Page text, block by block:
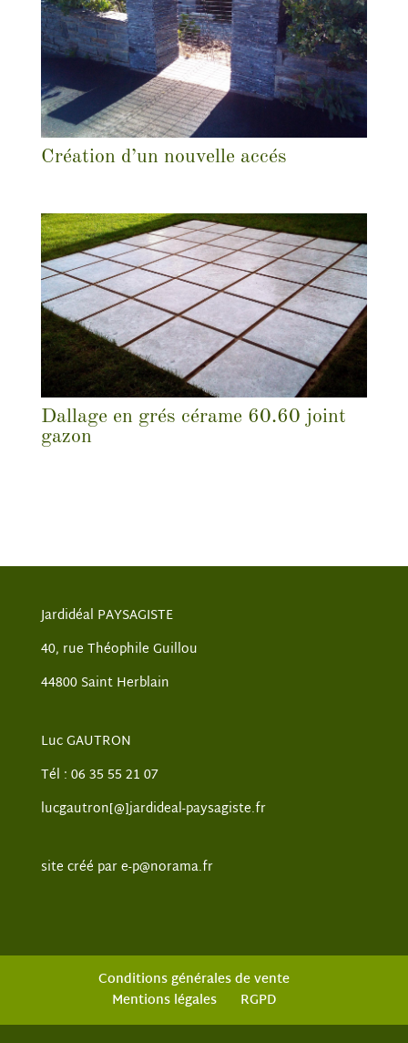
Création d’un nouvelle accés
Dallage en grés cérame 60.60 joint
gazon
Jardidéal PAYSAGISTE
40, rue Théophile Guillou
44800 Saint Herblain
Luc GAUTRON
Tél : 06 35 55 21 07
lucgautron[@]jardideal-paysagiste.fr
site créé pare-p@norama.fr
Conditions générales de vente
Mentions légales
RGPD